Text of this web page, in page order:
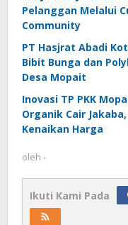
Pelanggan Melalui
Community
PT Hasjrat Abadi
Bibit Bunga dan
Desa Mopait
Inovasi TP PKK
Organik Cair
Kenaikan Harga
oleh -
Ikuti Kami Pada